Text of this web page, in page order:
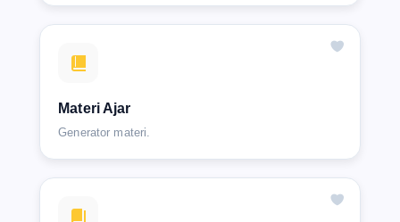
Materi Ajar
Generator materi.